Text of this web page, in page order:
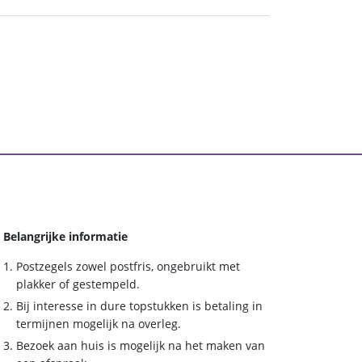
Belangrijke informatie
Postzegels zowel postfris, ongebruikt met
plakker of gestempeld.
Bij interesse in dure topstukken is betaling in
termijnen mogelijk na overleg.
Bezoek aan huis is mogelijk na het maken van